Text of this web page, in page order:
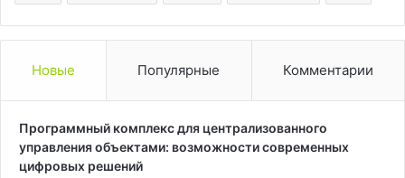
Новые Популярные Комментарии
Программный комплекс для централизованного
управления объектами: возможности современных
цифровых решений